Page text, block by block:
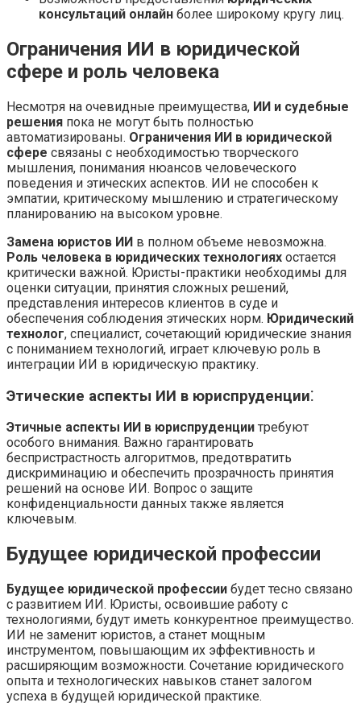
консультаций онлайн более широкому кругу лиц.
Ограничения ИИ в юридической
сфере и роль человека
Несмотря на очевидные преимущества, ИИ и судебные
решения пока не могут быть полностью
автоматизированы. Ограничения ИИ в юридической
сфере связаны с необходимостью творческого
мышления, понимания нюансов человеческого
поведения и этических аспектов. ИИ не способен к
эмпатии, критическому мышлению и стратегическому
планированию на высоком уровне.
Замена юристов ИИ в полном объеме невозможна.
Роль человека в юридических технологиях остается
критически важной. Юристы-практики необходимы для
оценки ситуации, принятия сложных решений,
представления интересов клиентов в суде и
обеспечения соблюдения этических норм. Юридический
технолог, специалист, сочетающий юридические знания
с пониманием технологий, играет ключевую роль в
интеграции ИИ в юридическую практику.
Этические аспекты ИИ в юриспруденции⁚
Этичные аспекты ИИ в юриспруденции требуют
особого внимания. Важно гарантировать
беспристрастность алгоритмов, предотвратить
дискриминацию и обеспечить прозрачность принятия
решений на основе ИИ. Вопрос о защите
конфиденциальности данных также является
ключевым.
Будущее юридической профессии
Будущее юридической профессии будет тесно связано
с развитием ИИ. Юристы, освоившие работу с
технологиями, будут иметь конкурентное преимущество.
ИИ не заменит юристов, а станет мощным
инструментом, повышающим их эффективность и
расширяющим возможности. Сочетание юридического
опыта и технологических навыков станет залогом
успеха в будущей юридической практике.